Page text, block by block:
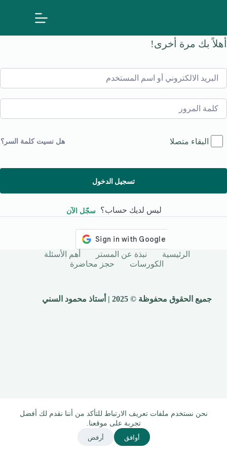
نحن نستخدم ملفات تعريف الارتباط للتأكد من أننا نقدم لك أفضل
تجربة على موقعنا.
أوافق أرفض
أهلاً بك مرة أخرى!
البقاء متصلا هل نسيت كلمة السر؟
تسجيل الدخول
ليس لديك حساب؟ سجّل الآن
الرئيسية نبذة عن المستر
أهم الأسئلة
الكورسات
حجز محاضرة
جميع الحقوق محفوظة © 2025 | أستاذ محمود السني